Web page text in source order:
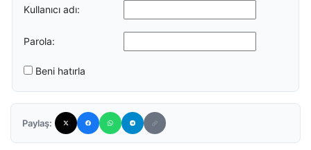
Kullanıcı adı:
Parola:
Beni hatırla
Paylaş: